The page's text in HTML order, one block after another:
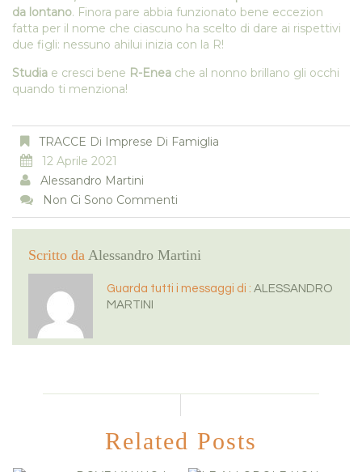
da lontano. Finora pare abbia funzionato bene eccezion
fatta per il nome che ciascuno ha scelto di dare ai rispettivi
due figli: nessuno ahilui inizia con la R!
Studia e cresci bene R-Enea che al nonno brillano gli occhi
quando ti menziona!
TRACCE Di Imprese Di Famiglia
12 Aprile 2021
Alessandro Martini
Non Ci Sono Commenti
Scritto da Alessandro Martini
Guarda tutti i messaggi di : ALESSANDRO
MARTINI
Related Posts